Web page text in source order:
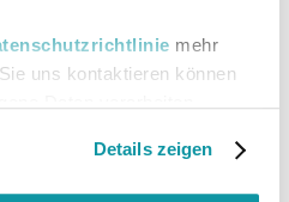
mehr
uns kontaktieren können
Details zeigen